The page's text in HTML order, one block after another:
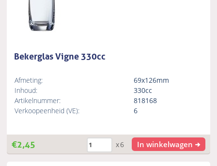
Bekerglas Vigne 330cc
Afmeting:
69x126mm
Inhoud:
330cc
Artikelnummer:
818168
Verkoopeenheid (VE):
6
€2,45 x6 In winkelwagen